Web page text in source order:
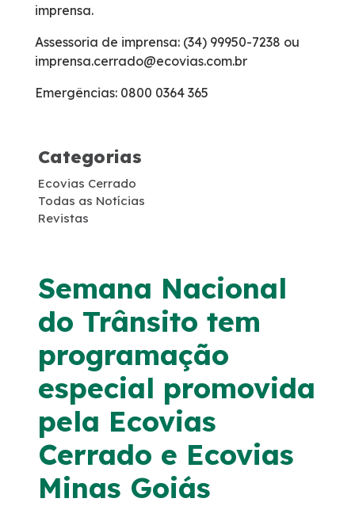
Carta ao Usuário
Carta ao Usuário Anteriores
Agenda de Obras
Histórico de obras
Monitoramento 24h – CCO
Socorro Mecânico
Socorro Médico
Faixa de domínio
imprensa.
Assessoria de imprensa: (34) 99950-7238 ou
imprensa.cerrado@ecovias.com.br
Emergências: 0800 0364 365
Categorias
Ecovias Cerrado
Todas as Notícias
Revistas
Semana Nacional
do Trânsito tem
programação
especial promovida
pela Ecovias
Cerrado e Ecovias
Minas Goiás